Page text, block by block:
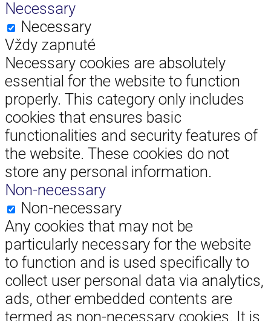
Necessary
Necessary
Vždy zapnuté
Necessary cookies are absolutely
essential for the website to function
properly. This category only includes
cookies that ensures basic
functionalities and security features of
the website. These cookies do not
store any personal information.
Non-necessary
Non-necessary
Any cookies that may not be
particularly necessary for the website
to function and is used specifically to
collect user personal data via analytics,
ads, other embedded contents are
termed as non-necessary cookies. It is